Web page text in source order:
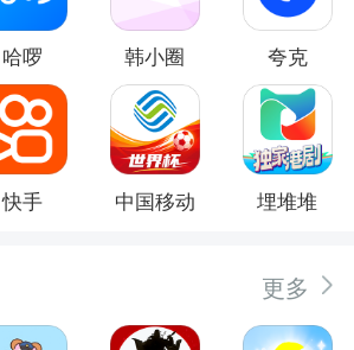
哈啰 韩小圈 夸克
快手 中国移动 埋堆堆
更多